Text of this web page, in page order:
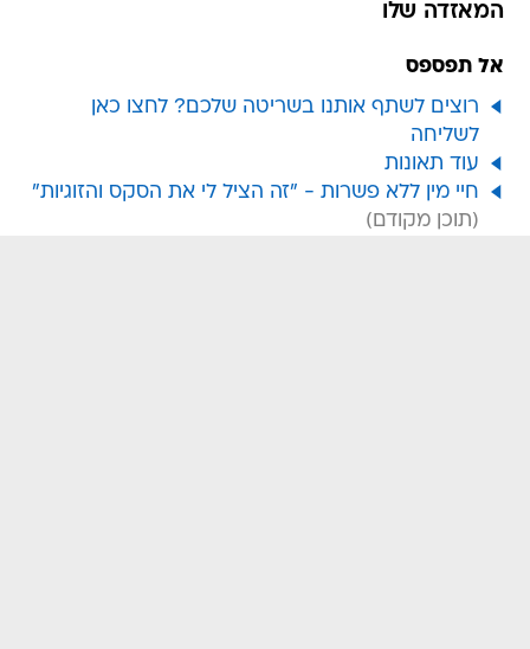
המאזדה שלו
אל תפספס
רוצים לשתף אותנו בשריטה שלכם? לחצו כאן
לשליחה
עוד תאונות
חיי מין ללא פשרות - "זה הציל לי את הסקס והזוגיות"